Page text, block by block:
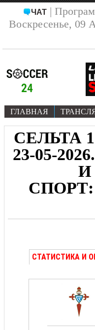
ЧАТ|
Воскресенье, 09
ГЛАВНАЯ
СЕЛЬТА
23-05-
И
СТАТИСТИКА И